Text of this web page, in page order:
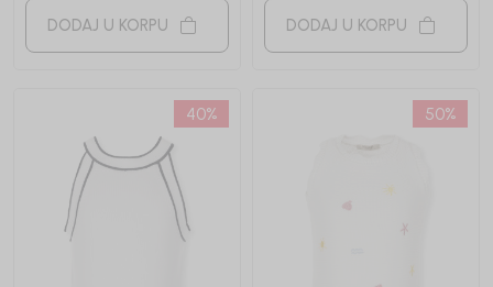
DODAJ U KORPU DODAJ U KORPU
40% 50%